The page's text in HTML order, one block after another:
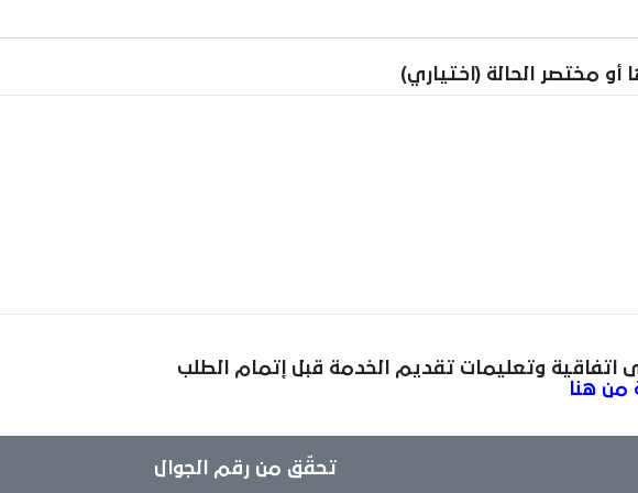
أو مختصر الحالة (اختياري)
اتفاقية وتعليمات تقديم الخدمة قبل إتمام الطلب
من هنا